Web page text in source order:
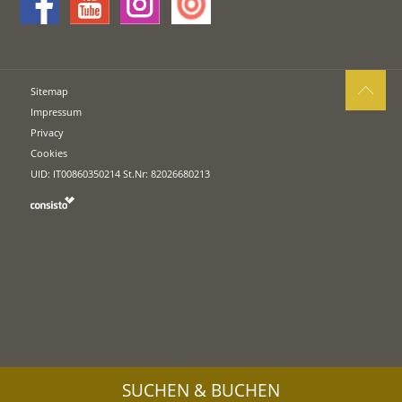
Sitemap
Impressum
Privacy
Cookies
UID: IT00860350214 St.Nr: 82026680213
SUCHEN & BUCHEN